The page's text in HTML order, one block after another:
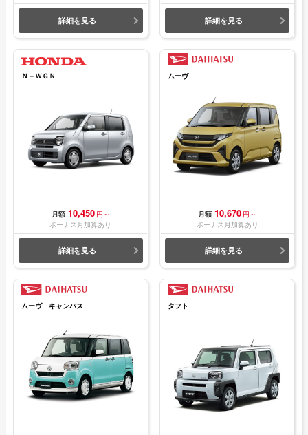
詳細を見る 詳細を見る
Ｎ－ＷＧＮ
月額 10,450 円～
ボーナス月加算あり
詳細を見る
ムーヴ
月額 10,670 円～
ボーナス月加算あり
詳細を見る
ムーヴ キャンバス タフト